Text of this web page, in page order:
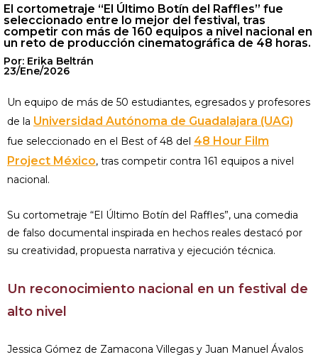
El cortometraje “El Último Botín del Raffles” fue
seleccionado entre lo mejor del festival, tras
competir con más de 160 equipos a nivel nacional en
un reto de producción cinematográfica de 48 horas.
Por: Erika Beltrán
23/Ene/2026
Un equipo de más de 50 estudiantes, egresados y profesores
de la Universidad Autónoma de Guadalajara (UAG)
fue seleccionado en el Best of 48 del 48 Hour Film
Project México, tras competir contra 161 equipos a nivel
nacional.
Su cortometraje “El Último Botín del Raffles”, una comedia
de falso documental inspirada en hechos reales destacó por
su creatividad, propuesta narrativa y ejecución técnica.
Un reconocimiento nacional en un festival de
alto nivel
Jessica Gómez de Zamacona Villegas y Juan Manuel Ávalos